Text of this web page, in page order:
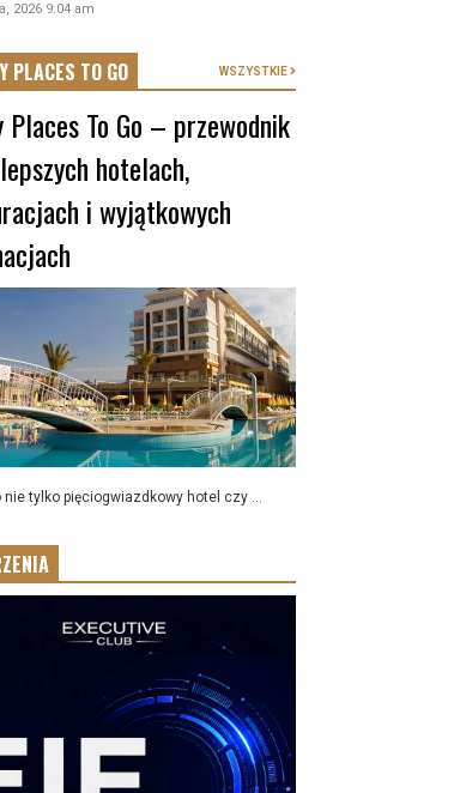
2026 9:04 am
PLACES TO GO WSZYSTKIE
Places To Go – przewodnik
hotelach,
i wyjątkowych
nie tylko pięciogwiazdkowy hotel czy ...